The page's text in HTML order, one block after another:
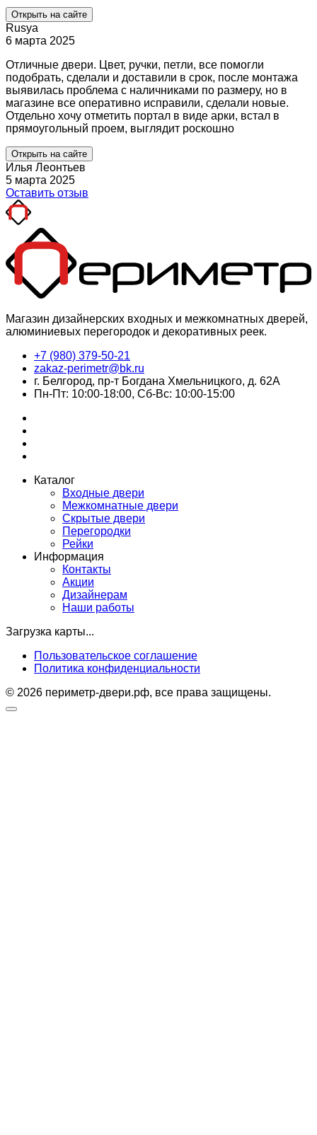
Открыть на сайте
Rusya
6 марта 2025
Отличные двери. Цвет, ручки, петли, все помогли
подобрать, сделали и доставили в срок, после монтажа
выявилась проблема с наличниками по размеру, но в
магазине все оперативно исправили, сделали новые.
Отдельно хочу отметить портал в виде арки, встал в
прямоугольный проем, выглядит роскошно
Открыть на сайте
Илья Леонтьев
5 марта 2025
Оставить отзыв
Магазин дизайнерских входных и межкомнатных дверей,
алюминиевых перегородок и декоративных реек.
+7 (980) 379-50-21
zakaz-perimetr@bk.ru
г. Белгород, пр-т Богдана Хмельницкого, д. 62А
Пн-Пт: 10:00-18:00, Сб-Вс: 10:00-15:00
Каталог
Входные двери
Межкомнатные двери
Скрытые двери
Перегородки
Рейки
Информация
Контакты
Акции
Дизайнерам
Наши работы
Загрузка карты...
Пользовательское соглашение
Политика конфиденциальности
© 2026 периметр-двери.рф, все права защищены.